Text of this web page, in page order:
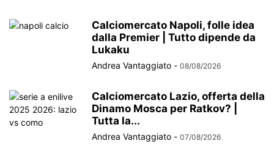
Calciomercato Napoli, folle idea
dalla Premier | Tutto dipende da
Lukaku
Andrea Vantaggiato - 08/08/2026
Calciomercato Lazio, offerta della
Dinamo Mosca per Ratkov? |
Tutta la...
Andrea Vantaggiato - 07/08/2026